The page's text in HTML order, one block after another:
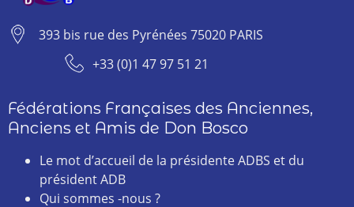
393 bis rue des Pyrénées 75020 PARIS
+33 (0)1 47 97 51 21
Fédérations Françaises des Anciennes,
Anciens et Amis de Don Bosco
Le mot d’accueil de la présidente ADBS et du
président ADB
Qui sommes -nous ?